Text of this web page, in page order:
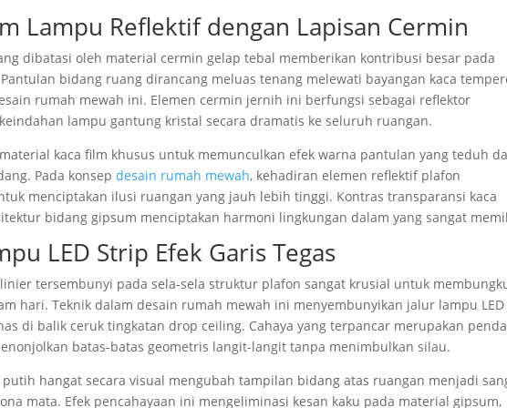
Lampu Reflektif dengan Lapisan Cermin
dibatasi oleh material cermin gelap tebal memberikan kontribusi besar pada
bidang ruang dirancang meluas tenang melewati bayangan kaca
rumah mewah ini. Elemen cermin jernih ini berfungsi sebagai reflektor
lampu gantung kristal secara dramatis ke seluruh ruangan.
kaca film khusus untuk memunculkan efek warna pantulan yang teduh
Pada konsepdesain rumah mewah, kehadiran elemen reflektif plafon
menciptakan ilusi ruangan yang jauh lebih tinggi. Kontras transparansi kaca
bidang gipsum menciptakan harmoni lingkungan dalam yang sangat
LED Strip Efek Garis Tegas
tersembunyi pada sela-sela struktur plafon sangat krusial untuk
hari. Teknik dalam desain rumah mewah ini menyembunyikan jalur lampu LED
di balik ceruk tingkatan drop ceiling. Cahaya yang terpancar merupakan
batas-batas geometris langit-langit tanpa menimbulkan silau.
hangat secara visual mengubah tampilan bidang atas ruangan menjadi
mata. Efek pencahayaan ini mengeliminasi kesan kaku pada material gipsum,